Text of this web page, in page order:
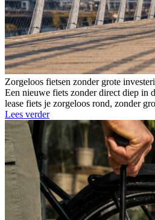
Zorgeloos fietsen zonder grote
Een nieuwe fiets zonder direct diep in
lease fiets je zorgeloos rond, zonder
Lees verder